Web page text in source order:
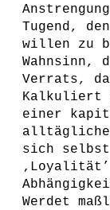
Tugend,
willen zu
Wahnsinn,
Verrats,
Kalkuliert
einer
sich
Werdet